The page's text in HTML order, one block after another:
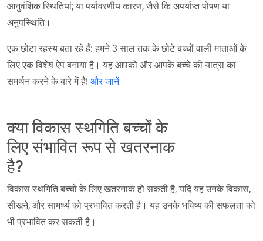
आनुवंशिक स्थितियां; या पर्यावरणीय कारण, जैसे कि अपर्याप्त पोषण या
अनुपस्थिति।
एक छोटा रहस्य बता रहे हैं: हमने 3 साल तक के छोटे बच्चों वाली माताओं के
लिए एक विशेष ऐप बनाया है। यह आपको और आपके बच्चे की यात्रा का
समर्थन करने के बारे में है! और जानें
क्या विकास स्थगिति बच्चों के
लिए संभावित रूप से खतरनाक
है?
विकास स्थगिति बच्चों के लिए खतरनाक हो सकती है, यदि यह उनके विकास,
सीखने, और सामर्थ्य को प्रभावित करती है। यह उनके भविष्य की सफलता को
भी प्रभावित कर सकती है।